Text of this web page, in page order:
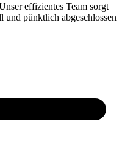
effizientes Team sorgt
und pünktlich abgeschlossen